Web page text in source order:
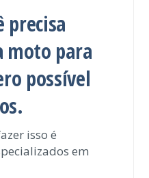
precisa
moto para
possível
isso é
em